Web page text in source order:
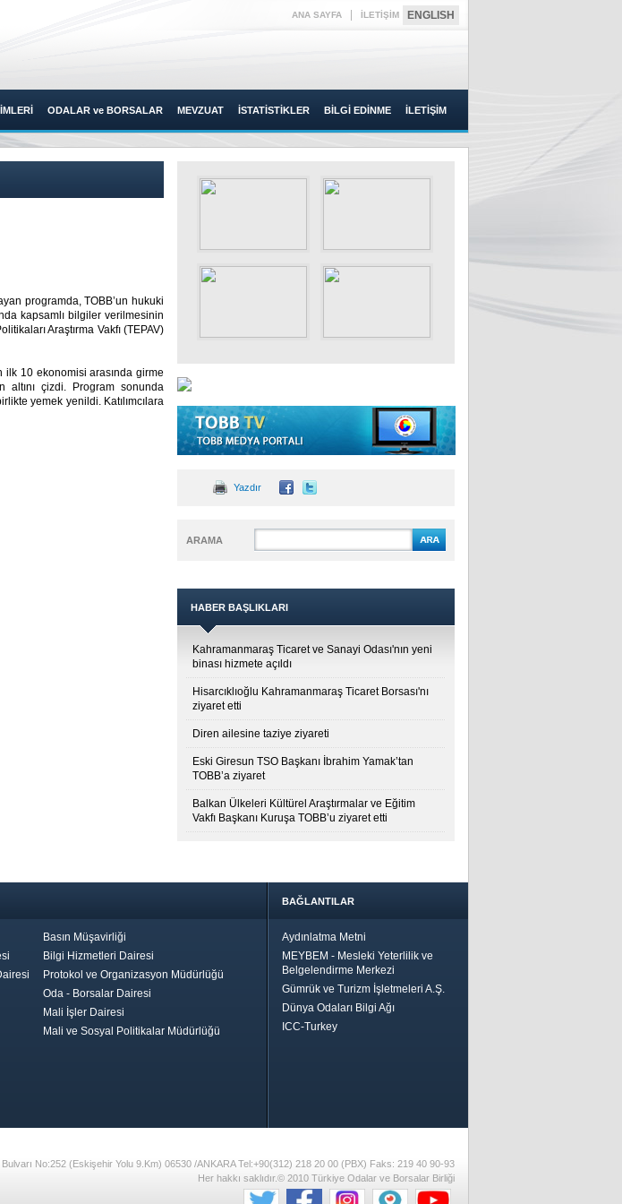
ANA SAYFA İLETİŞİM ENGLISH
ODALAR ve BORSALAR MEVZUAT İSTATİSTİKLER BİLGİ EDİNME İLETİŞİM
programda, TOBB’un hukuki
kapsamlı bilgiler verilmesinin
Araştırma Vakfı (TEPAV)
ilk 10 ekonomisi arasında girme
altını çizdi. Program sonunda
yemek yenildi. Katılımcılara
Yazdır
ARAMA
HABER BAŞLIKLARI
Kahramanmaraş Ticaret ve Sanayi Odası'nın yeni
binası hizmete açıldı
Hisarcıklıoğlu Kahramanmaraş Ticaret Borsası'nı
ziyaret etti
Diren ailesine taziye ziyareti
Eski Giresun TSO Başkanı İbrahim Yamak’tan
TOBB’a ziyaret
Balkan Ülkeleri Kültürel Araştırmalar ve Eğitim
Vakfı Başkanı Kuruşa TOBB’u ziyaret etti
Görüş ve Öneriler-
Basın Müşavirliği
Bilgi Hizmetleri Dairesi
Protokol ve Organizasyon Müdürlüğü
Oda - Borsalar Dairesi
Mali İşler Dairesi
Mali ve Sosyal Politikalar Müdürlüğü
BAĞLANTILAR
Aydınlatma Metni
MEYBEM - Mesleki Yeterlilik ve
Belgelendirme Merkezi
Gümrük ve Turizm İşletmeleri A.Ş.
Dünya Odaları Bilgi Ağı
ICC-Turkey
Bulvarı No:252 (Eskişehir Yolu 9.Km) 06530 /ANKARA Tel:+90(312) 218 20 00 (PBX) Faks: 219 40 90-93
Her hakkı saklıdır.© 2010 Türkiye Odalar ve Borsalar Birliği